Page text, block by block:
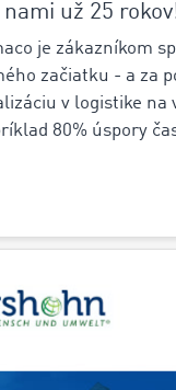
už 25
je zákazníkom
začiatku - a za
v logistike na
80% úspory